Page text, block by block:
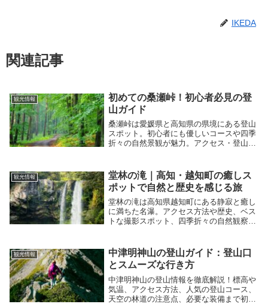
IKEDA
関連記事
観光情報
初めての桑瀬峠！初心者必見の登
山ガイド
桑瀬峠は愛媛県と高知県の県境にある登山
スポット。初心者にも優しいコースや四季
折々の自然景観が魅力。アクセス・登山ル
観光情報
堂林の滝｜高知・越知町の癒しス
ポットで自然と歴史を感じる旅
堂林の滝は高知県越知町にある静寂と癒し
に満ちた名瀑。アクセス方法や歴史、ベス
トな撮影スポット、四季折々の自然観察ポ
た名所です。
観光情報
中津明神山の登山ガイド：登山口
とスムーズな行き方
中津明神山の登山情報を徹底解説！標高や
気温、アクセス方法、人気の登山コース、
天空の林道の注意点、必要な装備まで初心